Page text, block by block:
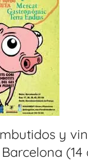
y
(14